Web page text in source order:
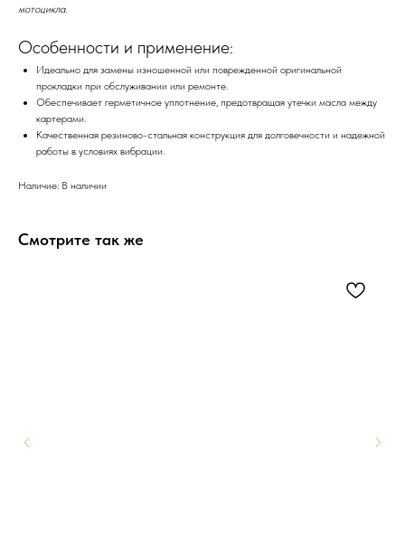
мотоцикла.
Особенности и применение:
Идеально для замены изношенной или поврежденной оригинальной
прокладки при обслуживании или ремонте.
Обеспечивает герметичное уплотнение, предотвращая утечки масла между
картерами.
Качественная резиново-стальная конструкция для долговечности и надежной
работы в условиях вибрации.
Наличие: В наличии
Смотрите так же